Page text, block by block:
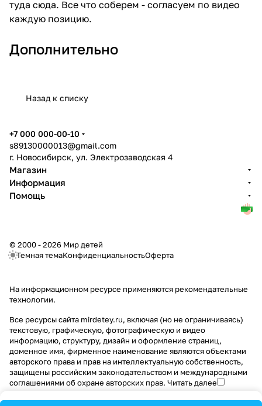
туда сюда. Все что соберем - согласуем по видео
каждую позицию.
Дополнительно
Назад к списку
+7 000 000-00-10
s89130000013@gmail.com
г. Новосибирск, ул. Электрозаводская 4
Магазин
Информация
Помощь
© 2000 - 2026 Мир детей
Темная темаКонфиденциальностьОферта
На информационном ресурсе применяются рекомендательные
технологии.
Все ресурсы сайта mirdetey.ru, включая (но не ограничиваясь)
текстовую, графическую, фотографическую и видео
информацию, структуру, дизайн и оформление страниц,
доменное имя, фирменное наименование являются объектами
авторского права и прав на интеллектуальную собственность,
защищены российским законодательством и международными
соглашениями об охране авторских прав. Читать далее